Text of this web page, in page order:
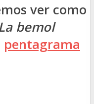
ver como
bemol
pentagrama